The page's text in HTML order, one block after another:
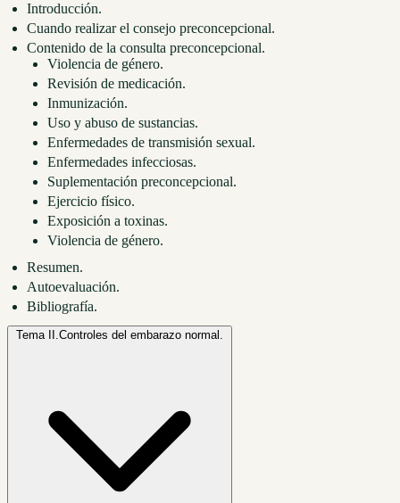
Introducción.
Cuando realizar el consejo preconcepcional.
Contenido de la consulta preconcepcional.
Violencia de género.
Revisión de medicación.
Inmunización.
Uso y abuso de sustancias.
Enfermedades de transmisión sexual.
Enfermedades infecciosas.
Suplementación preconcepcional.
Ejercicio físico.
Exposición a toxinas.
Violencia de género.
Resumen.
Autoevaluación.
Bibliografía.
Tema II.